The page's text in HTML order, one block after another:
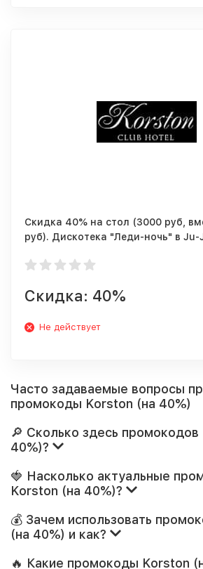
Скидка 40% на стол (3000 руб,
руб). Дискотека "Леди-ночь" в Ju-
Скидка: 40%
Не действует
Часто задаваемые вопросы
промокоды Korston (на 40%)
🔎 Сколько здесь
40%)?
🍓 Насколько актуальные
Korston (на 40%)?
💰 Зачем использовать
(на 40%) и как?
🔥 Какие промокоды Korston